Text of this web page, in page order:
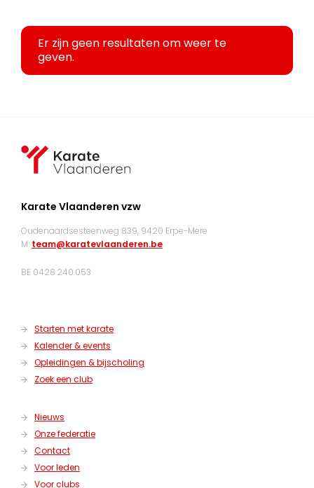
Er zijn geen resultaten om weer te
geven.
Karate Vlaanderen vzw
Oudenaardsesteenweg 839, 9420 Erpe-Mere
M: team@karatevlaanderen.be
BE 0428.240.053
Starten met karate
Kalender & events
Opleidingen & bijscholing
Zoek een club
Nieuws
Onze federatie
Contact
Voor leden
Voor clubs